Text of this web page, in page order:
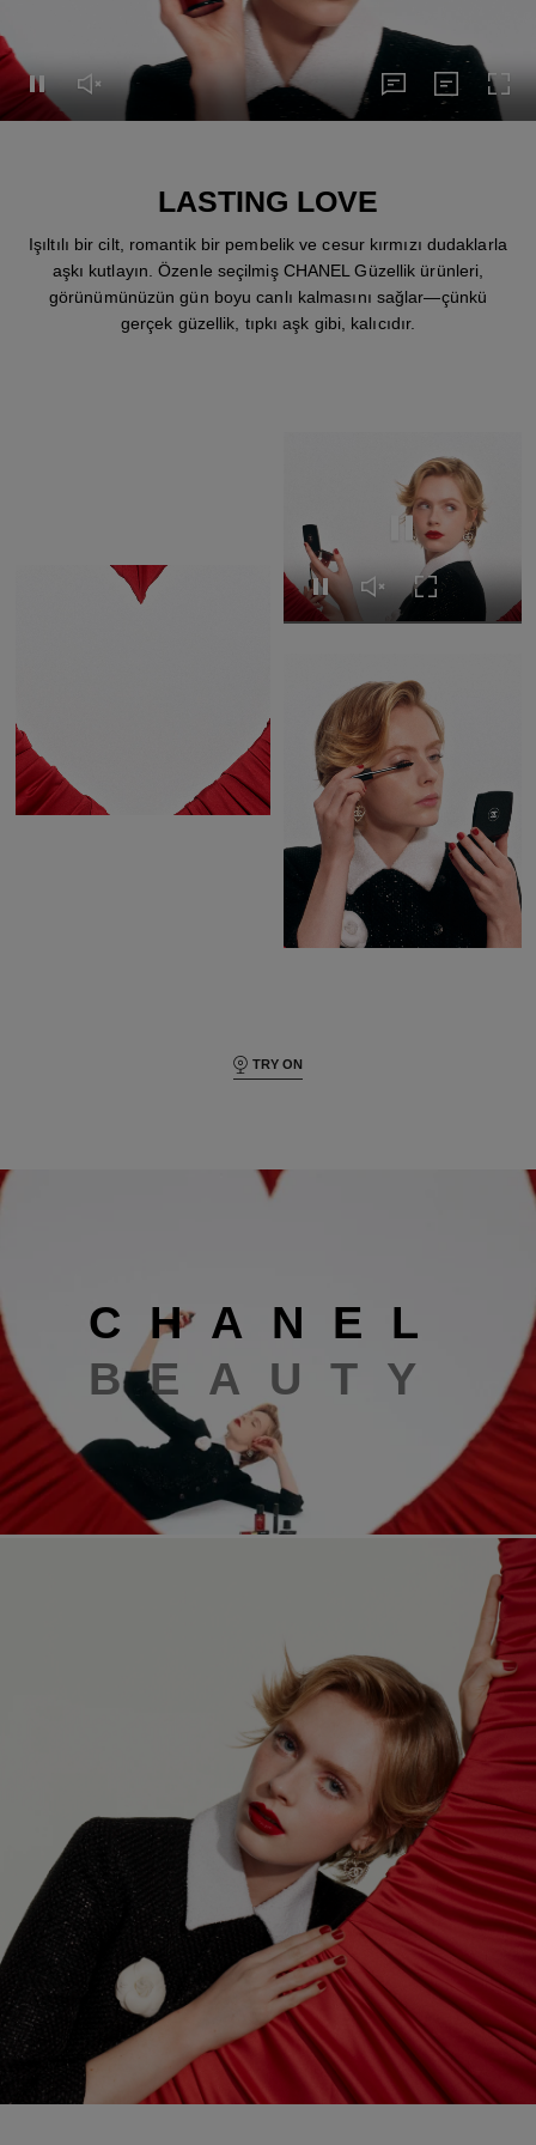
Pause this video
Unmute this video subtitlesTranscript
LASTING LOVE
Işıltılı bir cilt, romantik bir pembelik ve cesur kırmızı dudaklarla
aşkı kutlayın. Özenle seçilmiş CHANEL Güzellik ürünleri,
görünümünüzün gün boyu canlı kalmasını sağlar—çünkü
gerçek güzellik, tıpkı aşk gibi, kalıcıdır.
Pause this videoUnmute this video
Turn on Full screen
Replay this video
Replay this video
Unmute this video
Turn on Full
TRY ON
CH A N E L
BE A U T Y
Chanel beauty